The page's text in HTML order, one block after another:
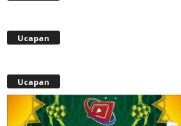
Ucapan
Ucapan